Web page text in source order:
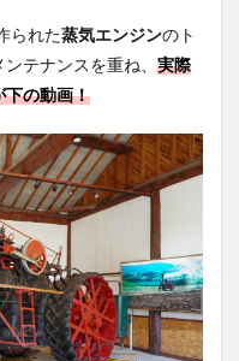
られた蒸気エンジンのト
テナンスを重ね、 実際
下の動画！